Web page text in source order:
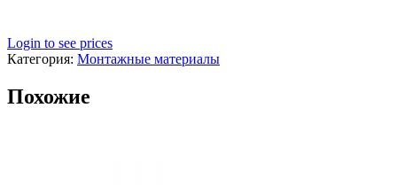
Login to see prices
Категория: Монтажные материалы
Похожие